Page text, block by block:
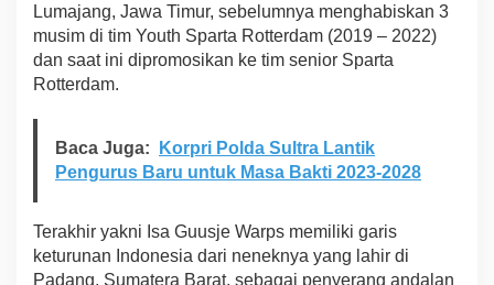
Lumajang, Jawa Timur, sebelumnya menghabiskan 3
musim di tim Youth Sparta Rotterdam (2019 – 2022)
dan saat ini dipromosikan ke tim senior Sparta
Rotterdam.
Baca Juga:
Korpri Polda Sultra Lantik
Pengurus Baru untuk Masa Bakti 2023-2028
Terakhir yakni Isa Guusje Warps memiliki garis
keturunan Indonesia dari neneknya yang lahir di
Padang, Sumatera Barat, sebagai penyerang andalan